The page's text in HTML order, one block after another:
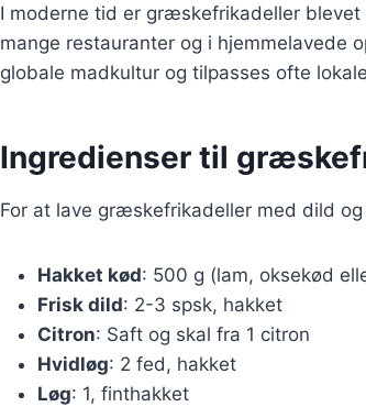
I moderne tid er græskefrikadeller
mange restauranter og i hjemmelavede
globale madkultur og tilpasses ofte
Ingredienser til
For at lave græskefrikadeller med dild
Hakket kød: 500 g (lam, oksekød
Frisk dild: 2-3 spsk, hakket
Citron: Saft og skal fra 1 citron
Hvidløg: 2 fed, hakket
Løg: 1, finthakket